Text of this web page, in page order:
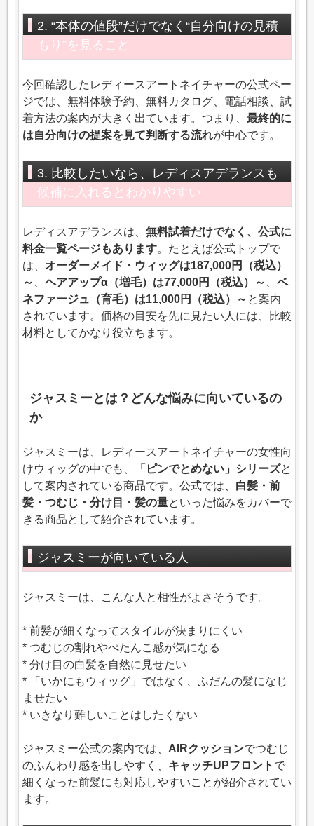
2. “本体の値段”だけでなく“自分向けの見積
もり”を見ること
今回確認したレディースアートネイチャーの公式ペー
ジでは、無料体験予約、無料カタログ、電話相談、試
着方法の案内が大きく出ています。つまり、 最終的に
は自分向けの提案を見て判断する流れが中心です。
3. 比較したいなら、レディスアデランスも
候補に入れるとわかりやすい
レディスアデランスは、 無料試着だけでなく、公式に
料金一覧ページもあります。たとえば公式トップで
は、 オーダーメイド・ウィッグは187,000円（税込）
～
ヘアアップα（増毛）は77,000円（税込）～
ベ
ネファージュ（育毛）は11,000円（税込）～ と案内
されています。価格の目安を先に見たい人には、比較
材料としてかなり役立ちます。
ジャスミーとは？どんな悩みに向いているの
か
ジャスミーは、レディースアートネイチャーの女性向
けウィッグの中でも、
「ピンでとめない」シリーズと
して案内されている商品です。公式では、 白髪・前
髪・つむじ・分け目・髪の量といった悩みをカバーで
きる商品として紹介されています。
ジャスミーが向いている人
ジャスミーは、こんな人と相性がよさそうです。
* 前髪が細くなってスタイルが決まりにくい
* つむじの割れやぺたんこ感が気になる
* 分け目の白髪を自然に見せたい
* 「いかにもウィッグ」ではなく、ふだんの髪になじ
ませたい
* いきなり難しいことはしたくない
ジャスミー公式の案内では、 AIRクッションでつむじ
のふんわり感を出しやすく、 キャッチUPフロント で
細くなった前髪にも対応しやすいことが紹介されてい
ます。